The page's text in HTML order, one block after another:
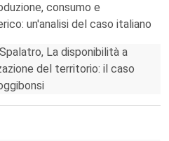
consumo e
un'analisi del caso italiano
La disponibilità a
del territorio: il caso